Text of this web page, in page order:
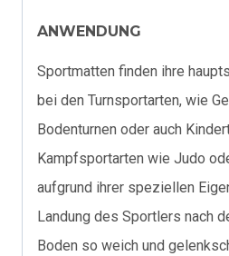
ANWENDUNG
Sportmatten finden ihre
bei den Turnsportarten, wie
Bodenturnen oder auch
Kampfsportarten wie Judo
aufgrund ihrer speziellen
Landung des Sportlers nach
Boden so weich und